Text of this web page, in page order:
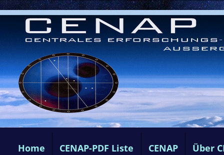
Home CENAP-PDF Liste CENAP Über